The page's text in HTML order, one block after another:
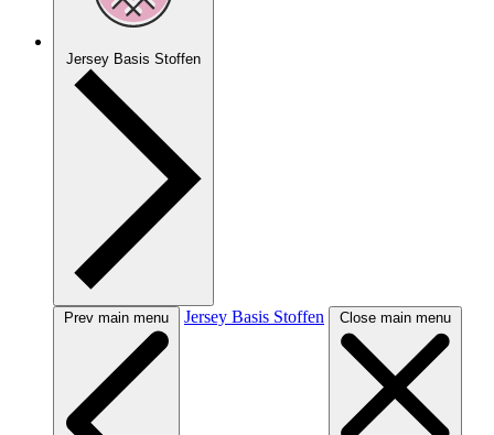
Jersey Basis Stoffen
Prev main menu Jersey Basis Stoffen Close main menu